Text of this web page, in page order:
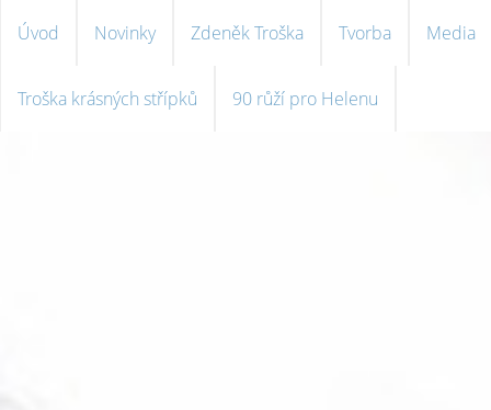
Úvod Novinky Zdeněk Troška Tvorba Media
Troška krásných střípků 90 růží pro Helenu